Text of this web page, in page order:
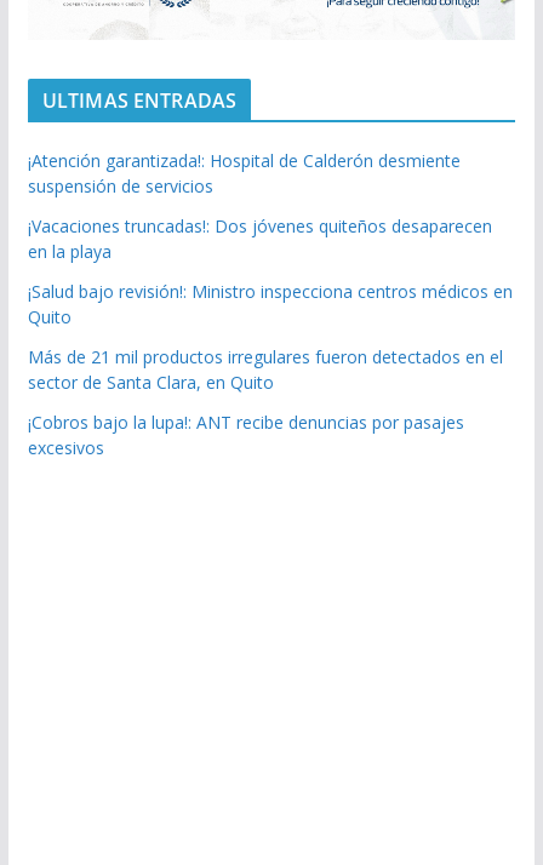
ULTIMAS ENTRADAS
¡Atención garantizada!: Hospital de Calderón desmiente
suspensión de servicios
¡Vacaciones truncadas!: Dos jóvenes quiteños desaparecen
en la playa
¡Salud bajo revisión!: Ministro inspecciona centros médicos en
Quito
Más de 21 mil productos irregulares fueron detectados en el
sector de Santa Clara, en Quito
¡Cobros bajo la lupa!: ANT recibe denuncias por pasajes
excesivos